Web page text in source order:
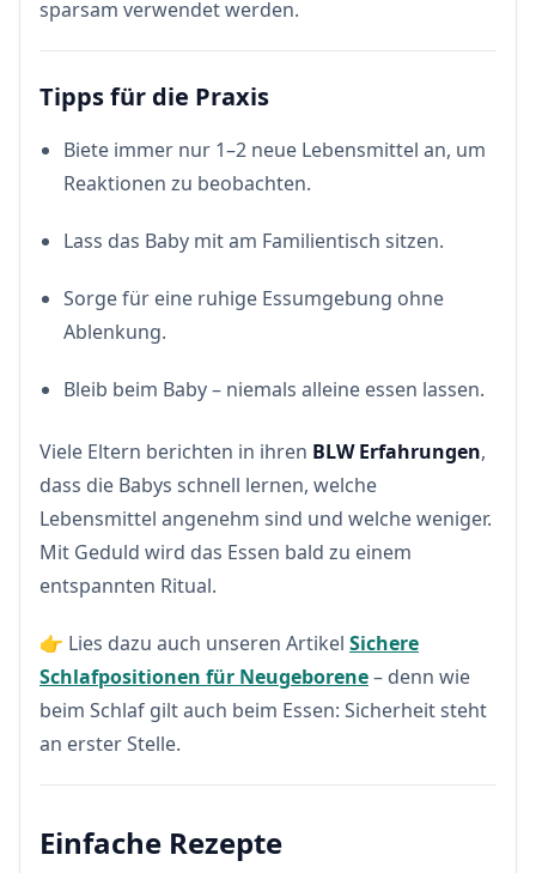
sparsam verwendet werden.
Tipps für die Praxis
Biete immer nur 1–2 neue Lebensmittel an, um
Reaktionen zu beobachten.
Lass das Baby mit am Familientisch sitzen.
Sorge für eine ruhige Essumgebung ohne
Ablenkung.
Bleib beim Baby – niemals alleine essen lassen.
Viele Eltern berichten in ihren BLW Erfahrungen,
dass die Babys schnell lernen, welche
Lebensmittel angenehm sind und welche weniger.
Mit Geduld wird das Essen bald zu einem
entspannten Ritual.
👉 Lies dazu auch unseren Artikel Sichere
Schlafpositionen für Neugeborene– denn wie
beim Schlaf gilt auch beim Essen: Sicherheit steht
an erster Stelle.
Einfache Rezepte